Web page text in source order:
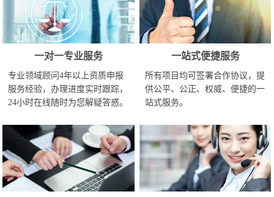
一对一专业服务
专业领域顾问4年以上资质申报
服务经验，办理进度实时跟踪，
24小时在线随时为您解疑答惑。
一站式便捷服务
所有项目均可签署合作协议，提
供公平、公正、权威、便捷的一
站式服务。